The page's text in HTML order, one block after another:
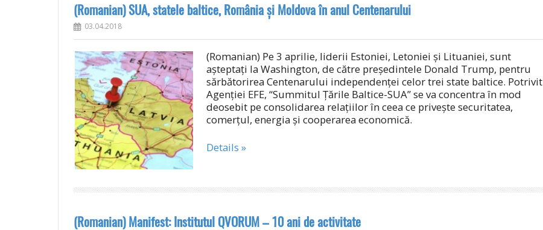
(Romanian) SUA, statele baltice, România și Moldova în anul Centenarului
03.04.2018
(Romanian) Pe 3 aprilie, liderii Estoniei, Letoniei și Lituaniei, sunt
așteptați la Washington, de către președintele Donald Trump, pentru
sărbătorirea Centenarului independenței celor trei state baltice. Potrivit
Agenției EFE, “Summitul Țările Baltice-SUA” se va concentra în mod
deosebit pe consolidarea relațiilor în ceea ce privește securitatea,
comerțul, energia și cooperarea economică.
Details »
(Romanian) Manifest: Institutul QVORUM – 10 ani de activitate